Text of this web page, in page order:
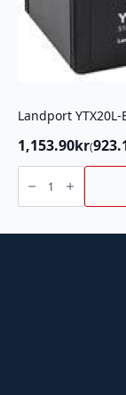
Landport YTX20L-
1,153.90kr(
Landport
YTX20L-
BS,
18Ah,